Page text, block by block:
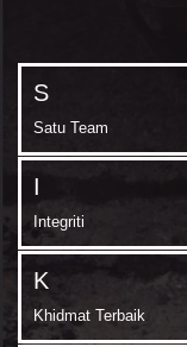
S
Satu Team
I
Integriti
K
Khidmat Terbaik